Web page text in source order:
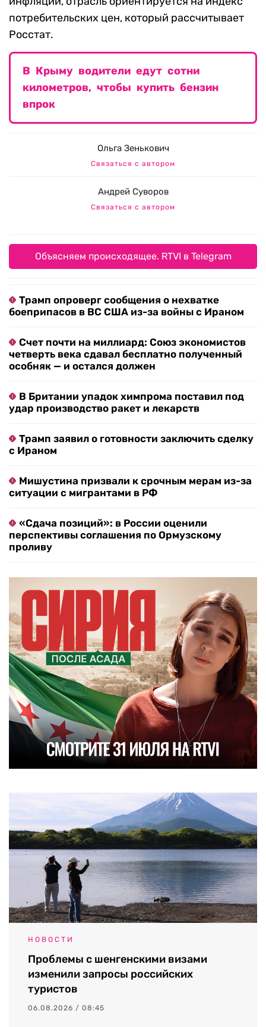
потребительских цен, который рассчитывает
Росстат.
В Крыму водители едут сотни
километров, чтобы купить бензин
впрок
Ольга Зенькович
Связаться с автором
Андрей Суворов
Связаться с автором
Объясняем происходящее. RTVI в Telegram
Трамп опроверг сообщения о нехватке
боеприпасов в ВС США из-за войны с Ираном
Счет почти на миллиард: Союз экономистов
четверть века сдавал бесплатно полученный
особняк — и остался должен
В Британии упадок химпрома поставил под
удар производство ракет и лекарств
Трамп заявил о готовности заключить сделку
с Ираном
Мишустина призвали к срочным мерам из-за
ситуации с мигрантами в РФ
«Сдача позиций»: в России оценили
перспективы соглашения по Ормузскому
проливу
НОВОСТИ
Проблемы с шенгенскими визами
изменили запросы российских
туристов
06.08.2026 / 08:45